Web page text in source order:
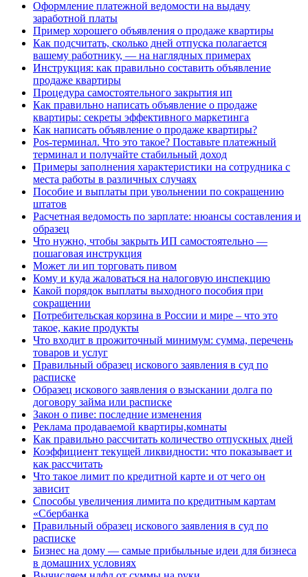
Оформление платежной ведомости на выдачу
заработной платы
Пример хорошего объявления о продаже квартиры
Как подсчитать, сколько дней отпуска полагается
вашему работнику, — на наглядных примерах
Инструкция: как правильно составить объявление
продаже квартиры
Процедура самостоятельного закрытия ип
Как правильно написать объявление о продаже
квартиры: секреты эффективного маркетинга
Как написать объявление о продаже квартиры?
Pos-терминал. Что это такое? Поставьте платежный
терминал и получайте стабильный доход
Примеры заполнения характеристики на сотрудника с
места работы в различных случаях
Пособие и выплаты при увольнении по сокращению
штатов
Расчетная ведомость по зарплате: нюансы составления и
образец
Что нужно, чтобы закрыть ИП самостоятельно —
пошаговая инструкция
Может ли ип торговать пивом
Кому и куда жаловаться на налоговую инспекцию
Какой порядок выплаты выходного пособия при
сокращении
Потребительская корзина в России и мире – что это
такое, какие продукты
Что входит в прожиточный минимум: сумма, перечень
товаров и услуг
Правильный образец искового заявления в суд по
расписке
Образец искового заявления о взыскании долга по
договору займа или расписке
Закон о пиве: последние изменения
Реклама продаваемой квартиры,комнаты
Как правильно рассчитать количество отпускных дней
Коэффициент текущей ликвидности: что показывает и
как рассчитать
Что такое лимит по кредитной карте и от чего он
зависит
Способы увеличения лимита по кредитным картам
«Сбербанка
Правильный образец искового заявления в суд по
расписке
Бизнес на дому — самые прибыльные идеи для бизнеса
в домашних условиях